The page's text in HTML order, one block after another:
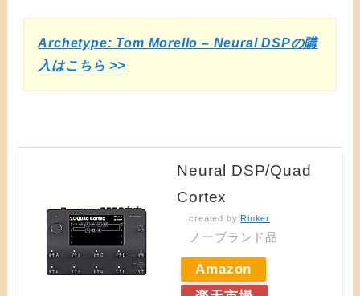
Archetype: Tom Morello – Neural DSPの購
入はこちら >>
Neural DSP/Quad
Cortex
created by Rinker
ノーブランド品
Amazon